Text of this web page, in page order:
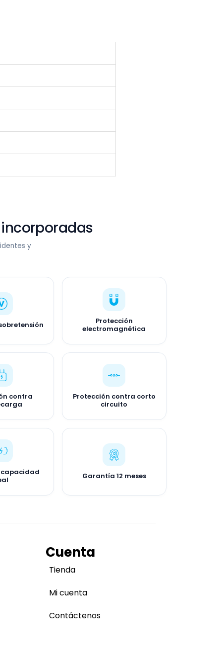
y
Protección
electromagnética
contra
Protección contra corto
circuito
Garantía 12 meses
Cuenta
Tienda
Mi cuenta
Contáctenos